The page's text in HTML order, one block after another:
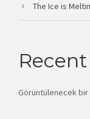
The Ice is
Görüntülenecek bir